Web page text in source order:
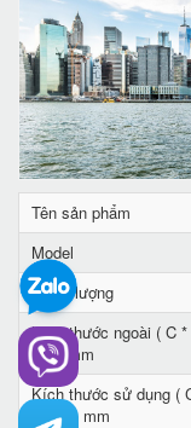
Tên sản phẩm
Model
Trọng lượng
Kích thước ngoài ( C *
* S ) mm
Kích thước sử dụng (
R * S ) mm